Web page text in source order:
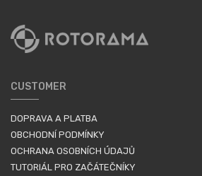
CUSTOMER
DOPRAVA A PLATBA
OBCHODNÍ PODMÍNKY
OCHRANA OSOBNÍCH ÚDAJŮ
TUTORIÁL PRO ZAČÁTEČNÍKY